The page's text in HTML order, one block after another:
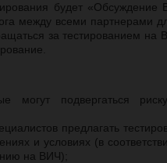
будет
между всеми партнерами
за тестированием на
могут подвергаться
предлагать
и условиях (в
на ВИЧ);